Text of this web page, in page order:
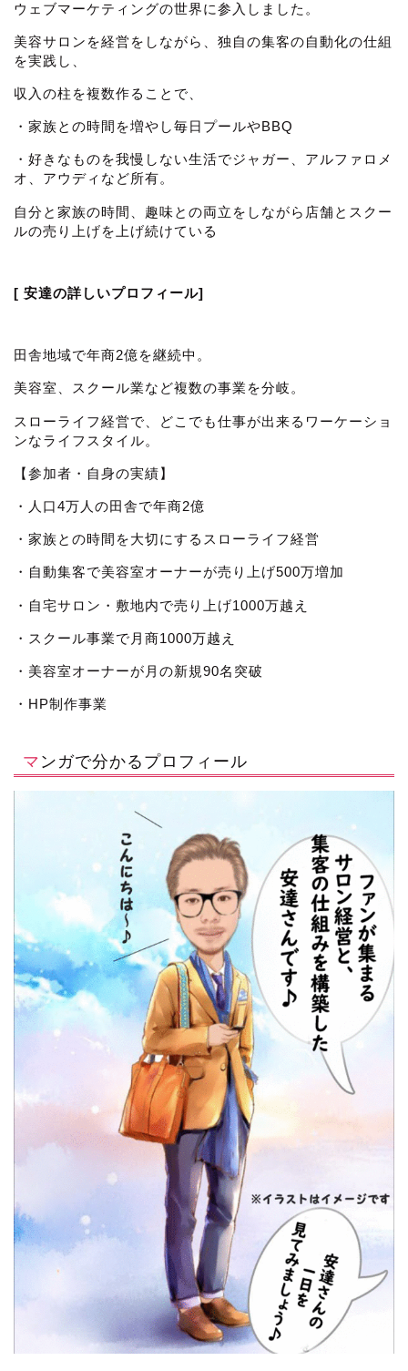
ウェブマーケティングの世界に参入しました。
美容サロンを経営をしながら、独自の集客の自動化の仕組
を実践し、
収入の柱を複数作ることで、
・家族との時間を増やし毎日プールやBBQ
・好きなものを我慢しない生活でジャガー、アルファロメ
オ、アウディなど所有。
自分と家族の時間、趣味との両立をしながら店舗とスクー
ルの売り上げを上げ続けている
[ 安達の詳しいプロフィール]
田舎地域で年商2億を継続中。
美容室、スクール業など複数の事業を分岐。
スローライフ経営で、どこでも仕事が出来るワーケーショ
ンなライフスタイル。
【参加者・自身の実績】
・人口4万人の田舎で年商2億
・家族との時間を大切にするスローライフ経営
・自動集客で美容室オーナーが売り上げ500万増加
・自宅サロン・敷地内で売り上げ1000万越え
・スクール事業で月商1000万越え
・美容室オーナーが月の新規90名突破
・HP制作事業
マンガで分かるプロフィール